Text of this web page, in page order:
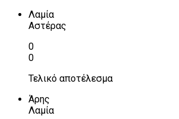
Λαμία
Αστέρας
0
0
Τελικό αποτέλεσμα
Άρης
Λαμία